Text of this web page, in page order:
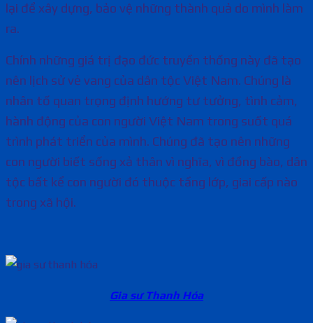
lại để xây dựng, bảo vệ những thành quả do mình làm
ra.
Chính những giá trị đạo đức truyền thống này đã tạo
nên lịch sử vẻ vang của dân tộc Việt Nam. Chúng là
nhân tố quan trọng định hướng tư tưởng, tình cảm,
hành động của con người Việt Nam trong suốt quá
trình phát triển của mình. Chúng đã tạo nên những
con người biết sống xả thân vì nghĩa, vì đồng bào, dân
tộc bất kể con người đó thuộc tầng lớp, giai cấp nào
trong xã hội.
Gia sư Thanh Hóa